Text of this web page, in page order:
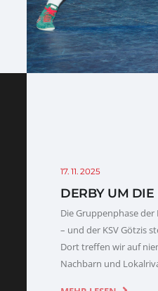
17. 11. 2025
DERBY UM
Die Gruppenphase
– und der KSV Götzis
Dort treffen wir auf
Nachbarn und